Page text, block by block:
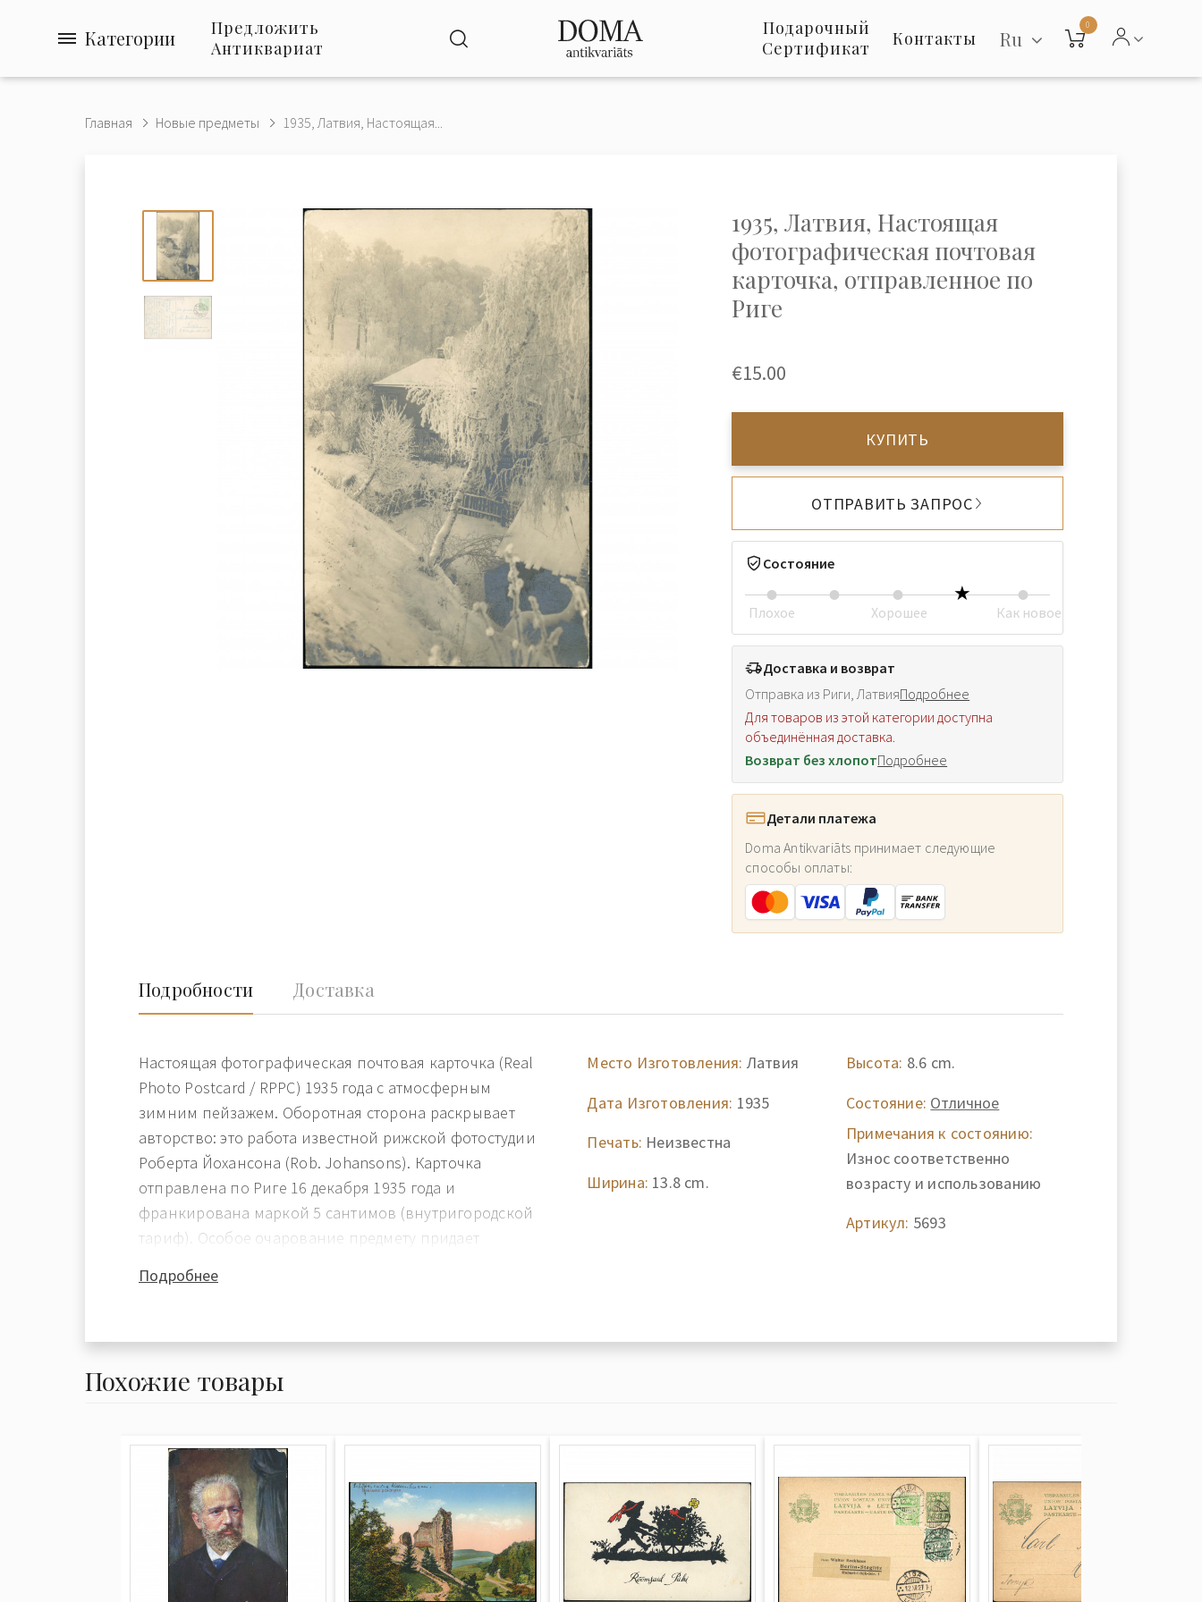
Категории
Предложить
Антиквариат
Подарочный
Сертификат
Контакты Ru
0
Главная Новые предметы 1935, Латвия, Настоящая...
1935, Латвия, Настоящая
фотографическая почтовая
карточка, отправленное по
Риге
€15.00
КУПИТЬ
ОТПРАВИТЬ ЗАПРОС
Состояние
Плохое Хорошее Как новое
Доставка и возврат
Отправка из Риги, ЛатвияПодробнее
Для товаров из этой категории доступна
объединённая доставка.
Возврат без хлопотПодробнее
Детали платежа
Doma Antikvariāts принимает следующие
способы оплаты:
Подробности Доставка
Настоящая фотографическая почтовая карточка (Real
Photo Postcard / RPPC) 1935 года с атмосферным
зимним пейзажем. Оборотная сторона раскрывает
авторство: это работа известной рижской фотостудии
Роберта Йохансона (Rob. Johansons). Карточка
отправлена по Риге 16 декабря 1935 года и
франкирована маркой 5 сантимов (внутригородской
тариф). Особое очарование предмету придает
студента, который в последнюю минуту готовится к
господина, которого называют профессором».
Подробнее
Место Изготовления: Латвия
Дата Изготовления: 1935
Печать: Неизвестна
Ширина: 13.8 cm.
Высота: 8.6 cm.
Состояние: Отличное
Примечания к состоянию:
Износ соответственно
возрасту и использованию
Артикул: 5693
Похожие товары